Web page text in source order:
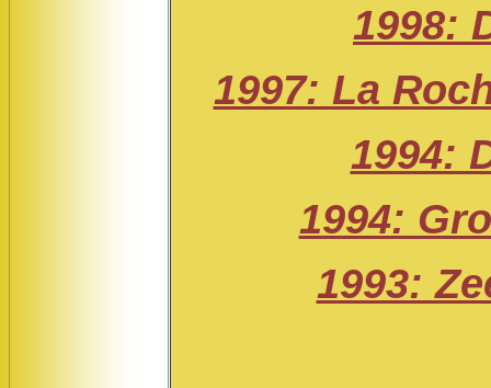
1998:
1997: La
1994:
1994:
1993: